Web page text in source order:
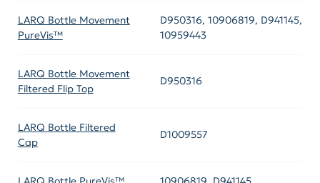
LARQ Bottle Movement
PureVis™
D950316, 10906819, D941145,
10959443
LARQ Bottle Movement
Filtered Flip Top
D950316
LARQ Bottle Filtered
Cap
D1009557